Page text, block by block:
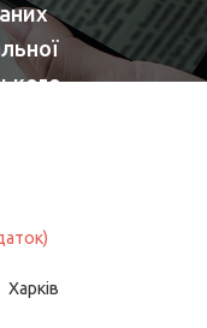
Харків